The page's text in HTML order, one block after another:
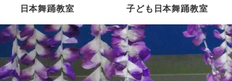
日本舞踊教室 子ども日本舞踊教室